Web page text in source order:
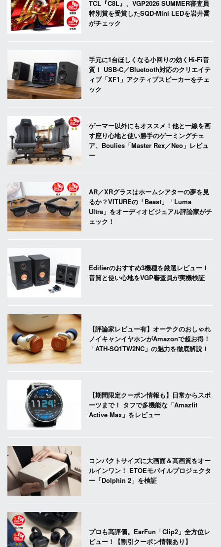
TCL『C8L』、VGP2026 SUMMER審査員
特別賞を受賞したSQD-Mini LEDを岩井喬
がチェック
手元に1台ほしくなる小回りの効くHi-Fi音
質！ USB-C／Bluetooth対応のクリエイテ
ィブ「XF1」アクティブスピーカーをチェ
ック
ゲーマー以外にもオススメ！他と一線を画
す座り心地と使い勝手のゲーミングチェ
ア、Boulies「Master Rex／Neo」レビュ
ー
AR／XRグラスはホームシアターの夢を見
るか？VITUREの「Beast」「Luma
Ultra」をオーディオビジュアル評論家がチ
ェック！
Edifierのおすすめ3機種を厳選レビュー！
音質と使い心地をVGP審査員が実機検証
【評論家レビュー有】オーテクのおしゃれ
ノイキャンイヤホンがAmazonで超お得！
「ATH-SQ1TW2NC」の魅力を徹底解説！
【期間限定クーポン情報も】日常からスポ
ーツまで！ タフで多機能な「Amazfit
Active Max」をレビュー
コンパクトサイズに大画面＆高画質をオー
ルインワン！ ETOEモバイルプロジェクタ
ー「Dolphin 2」を検証
プロも高評価。EarFun「Clip2」全方位レ
ビュー！【割引クーポン情報あり】